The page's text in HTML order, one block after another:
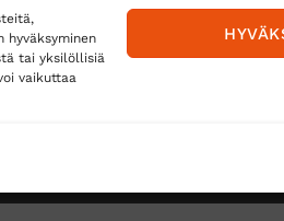
tai yksilöllisiä
vaikuttaa
Matkahuolto
Postnord